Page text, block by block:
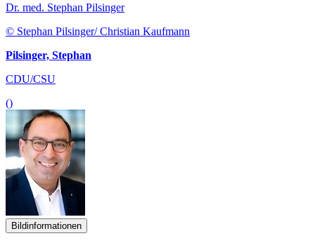
Dr. med. Stephan Pilsinger
© Stephan Pilsinger/ Christian Kaufmann
Pilsinger, Stephan
CDU/CSU
()
Bildinformationen